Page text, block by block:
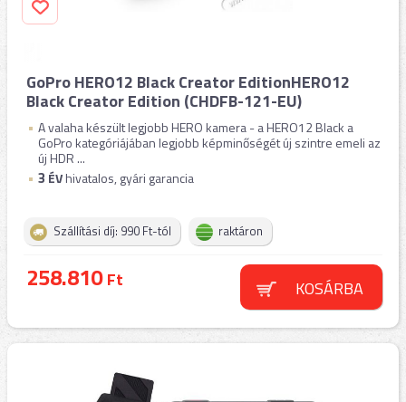
GoPro HERO12 Black Creator EditionHERO12
Black Creator Edition (CHDFB-121-EU)
A valaha készült legjobb HERO kamera - a HERO12 Black a
GoPro kategóriájában legjobb képminőségét új szintre emeli az
új HDR ...
3 ÉVhivatalos, gyári garancia
Szállítási díj: 990 Ft-tól raktáron
258.810Ft KOSÁRBA